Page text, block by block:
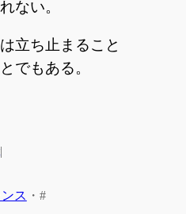
ない。
立ち止まること
でもある。
|
ス ・ #